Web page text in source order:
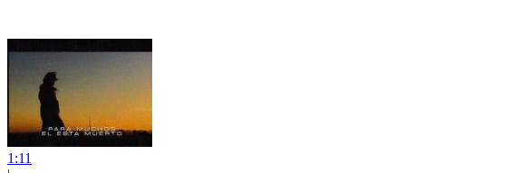
1:11